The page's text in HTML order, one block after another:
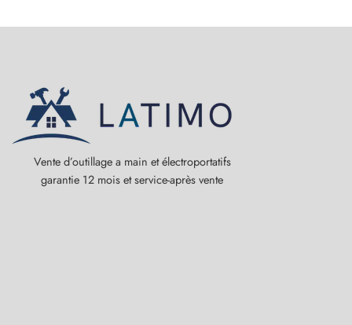
Vente d’outillage a main et électroportatifs
garantie 12 mois et service-après vente